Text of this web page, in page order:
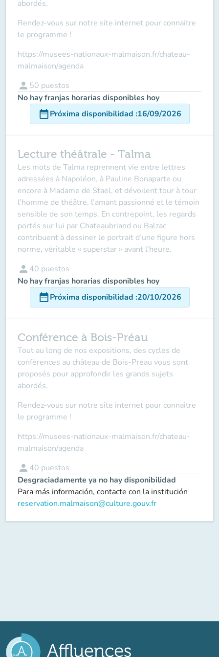
abordés.
Rendez-vous sur notre site internet pour connaitre
le programme !
https://musees-nationaux-malmaison.fr/chateau-
malmaison/agenda
person 50 puestos
No hay franjas horarias disponibles hoy
date_rangePróxima disponibilidad :16/09/2026
Lecture théâtrale - Talma
Les mots de Talma reprennent vie entre lettres
adressées à Napoléon, à Pauline Bonaparte ou
encore à Madame de Staël, et dévoilent tour à tour
l’homme de théâtre, l’amant passionné et le témoin
sensible de son temps. En contrepoint, les regards
portés sur lui par Chateaubriand ou Balzac
contribuent à dessiner le portrait d’une figure hors
norme, véritable « superstar » avant l’heure.
person 40 puestos
No hay franjas horarias disponibles hoy
date_rangePróxima disponibilidad :20/10/2026
Conférence à Bois-Préau
Tout au long de nos expositions, des cycles de
conférences au château de Bois-Préau vous sont
proposés pour approfondir les grands sujets
abordés.
Rendez-vous sur notre site internet pour connaitre
le programme !
https://musees-nationaux-malmaison.fr/chateau-
malmaison/agenda
person 40 puestos
Desgraciadamente ya no hay disponibilidad
Para más información, contacte con la institución
reservation.malmaison@culture.gouv.fr